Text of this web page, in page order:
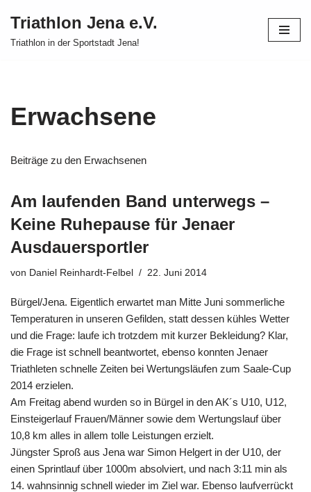
Zum
Triathlon Jena e.V.
Triathlon in der Sportstadt Jena!
Erwachsene
Beiträge zu den Erwachsenen
Am laufenden Band unterwegs –
Keine Ruhepause für Jenaer
Ausdauersportler
von Daniel Reinhardt-Felbel 22. Juni 2014
Bürgel/Jena. Eigentlich erwartet man Mitte Juni sommerliche
Temperaturen in unseren Gefilden, statt dessen kühles Wetter
und die Frage: laufe ich trotzdem mit kurzer Bekleidung? Klar,
die Frage ist schnell beantwortet, ebenso konnten Jenaer
Triathleten schnelle Zeiten bei Wertungsläufen zum Saale-Cup
2014 erzielen.
Am Freitag abend wurden so in Bürgel in den AK´s U10, U12,
Einsteigerlauf Frauen/Männer sowie dem Wertungslauf über
10,8 km alles in allem tolle Leistungen erzielt.
Jüngster Sproß aus Jena war Simon Helgert in der U10, der
einen Sprintlauf über 1000m absolviert, und nach 3:11 min als
14. wahnsinnig schnell wieder im Ziel war. Ebenso laufverrückt